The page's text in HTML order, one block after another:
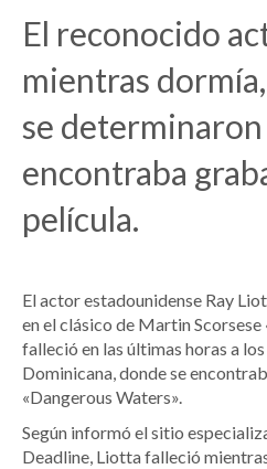
El reconocido
mientras
se determinaron
encontraba
película.
El actor estadounidense Ray
en el clásico de Martin Scorsese
falleció en las últimas horas a
Dominicana, donde se
«Dangerous Waters».
Según informó el sitio
Deadline, Liotta falleció